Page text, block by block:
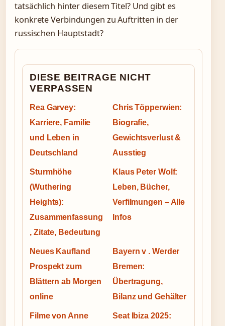
tatsächlich hinter diesem Titel? Und gibt es
konkrete Verbindungen zu Auftritten in der
russischen Hauptstadt?
DIESE BEITRAGE NICHT
VERPASSEN
Rea Garvey:
Karriere, Familie
und Leben in
Deutschland
Chris Töpperwien:
Biografie,
Gewichtsverlust &
Ausstieg
Sturmhöhe
(Wuthering
Heights):
Zusammenfassung
, Zitate, Bedeutung
Klaus Peter Wolf:
Leben, Bücher,
Verfilmungen – Alle
Infos
Neues Kaufland
Prospekt zum
Blättern ab Morgen
online
Bayern v . Werder
Bremen:
Übertragung,
Bilanz und Gehälter
Filme von Anne
Seat Ibiza 2025: